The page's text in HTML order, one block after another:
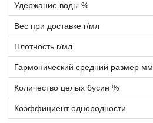
Удержание воды %
Вес при доставке г/мл
Плотность г/мл
Гармонический средний размер мм
Количество целых бусин %
Коэффициент однородности